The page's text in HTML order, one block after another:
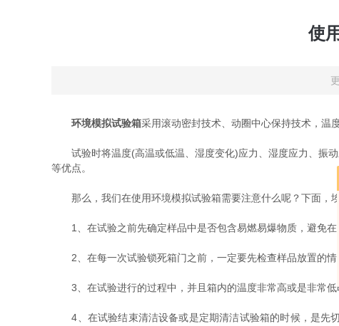
使
环境模拟试验箱采用滚动密封技术、动圈中心保持技术，温
试验时将温度(高温或低温、湿度变化)应力、湿度应力、振动
等优点。
那么，我们在使用环境模拟试验箱需要注意什么呢？下面，埃
1、在试验之前先确定样品中是否包含易燃易爆物质，避免在
2、在每一次试验锁死箱门之前，一定要先检查样品放置的情
3、在试验进行的过程中，并且箱内的温度非常高或是非常低
4、在试验结束清洁设备或是定期清洁试验箱的时候，是先